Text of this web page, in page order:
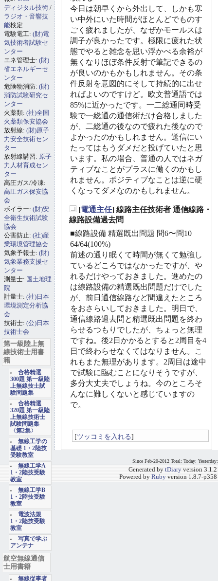
今日は朝早くから外出して、しかも寒
い中外にいた時間がほとんどでものす
ごく疲れましたが、なぜかモールスは
調子が良かったです。極限に疲れた状
態でやると雑念を思い浮かべる余裕が
無くなりほぼ条件反射で筆記できるの
が良いのかもかもしれません。その条
件反射を意図的にそして持続的に出せ
ればよいのですけど。欧文普通語では
85%に近かったです。一二総通同時受
験で一総通の通信術だけ合格しました
が、二総通の後なので疲れた後なので
よかったのかもしれません。送信にい
たってはもうダメだと投げていたと思
います。私の場合、普通の人ではネガ
ティブなことがプラスに働くのかもし
れません。ポジティブなことは逆に硬
くなってダメなのかもしれません。
[電通主任] 線路主任技術者 通信線路・
線路設備過去問
■線路設備 精選既出問題 問6〜問10
64/64(100%)
前述の通り眠くて時間が無くて勉強し
ているどころではなかったですが、や
れるだけやっておきました。進めたの
は線路設備の精選既出問題だけでした
が、前日通信線路など間違えたところ
をおさらいしておきました。明日で、
通信線路過去問と精選既出問題を終わ
らせるつもりでしたが、ちょっと無理
ですね。後2日かかるとすると2周目を4
日で終わらせなくてはなりません。こ
れもまた無理があります。2周目は途中
で試験に臨むことになりそうですが、
多分大丈夫でしょうね。今のところそ
んなに難しくないと感じていますの
で。
[ツッコミを入れる]
ディジタル技術 /
ラジオ・音響技
能検定
電験電工: (財)電
気技術者試験セ
ンター
エネ管理士: (財)
省エネルギーセ
ンター
危険物消防: (財)
消防試験研究セ
ンター
火薬類: (社)全国
火薬類保安協会
放射線: (財)原子
力安全技術セン
ター
放射線講習: 原子
力人材育成セン
ター
高圧ガス/冷凍:
高圧ガス保安協
会
ボイラー: (財)安
全衛生技術試験
協会
公害防止: (社)産
業環境管理協会
気象予報士: (財)
気象業務支援セ
ンター
測量士: 国土地理
院
計量士: (社)日本
環境測定分析協
会
技術士: (公)日本
技術士会
第一級陸上無
線技術士用書
籍
合格精選
300題 第一級陸
上無線技士試
験問題集
合格精選
320題 第一級陸
上無線技術士
試験問題集
〈第2集〉
無線工学の
基礎 1・2陸技
受験教室
無線工学A
1・2陸技受験
教室
無線工学B
1・2陸技受験
教室
電波法規
1・2陸技受験
教室
写真で学ぶ
アンテナ
航空無線通信
士用書籍
無線従事者
Since Feb-20-2012 Total: Today: Yesterday:
Generated by tDiary version 3.1.2
Powered by Ruby version 1.8.7-p358